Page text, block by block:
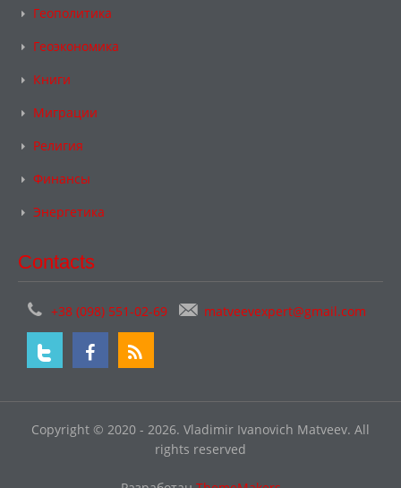
Геополитика
Геоэкономика
Книги
Миграции
Религия
Финансы
Энергетика
Contacts
+38 (098) 551-02-69 matveevexpert@gmail.com
Copyright © 2020 - 2026. Vladimir Ivanovich Matveev. All
rights reserved